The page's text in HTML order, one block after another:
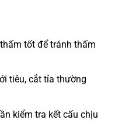
tốt để tránh thấm
tiêu, cắt tỉa thường
kiểm tra kết cấu chịu